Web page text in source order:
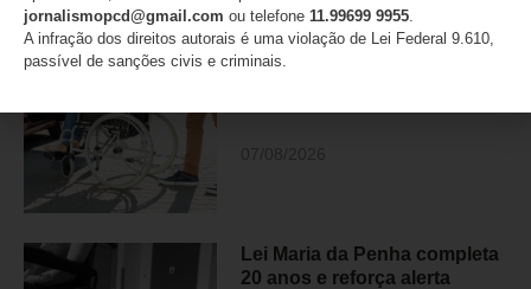
O IMESC não acabou:
decisão cria novas dúvidas
Lei Maria da Penha completa
20 anos e reforça alerta
jornalismopcd@gmail.com ou telefone 11.99699 9955
A infração dos direitos autorais é uma violação de Lei Federal 9.610,
passível de sanções civis e criminais.